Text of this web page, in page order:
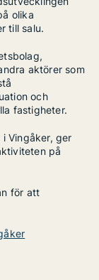
olika
till salu.
aktörer som
och
fastigheter.
Vingåker, ger
på
för att